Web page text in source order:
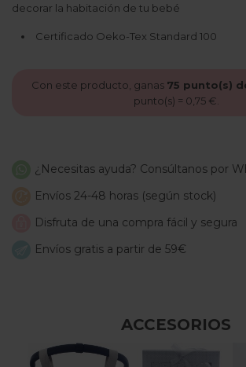
decorar la habitación de tu bebé
Certificado Oeko-Tex Standard 100
Con este producto, ganas 75 punto(s)
punto(s) = 0,75 €
¿Necesitas ayuda? Consúltanos por
Envíos 24-48 horas (según stock)
Disfruta de una compra fácil y segura
Envíos gratis a partir de 59€
ACCESORIOS